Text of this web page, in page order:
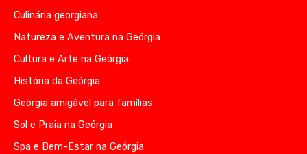
Culinária georgiana
Natureza e Aventura na Geórgia
Cultura e Arte na Geórgia
História da Geórgia
Geórgia amigável para famílias
Sol e Praia na Geórgia
Spa e Bem-Estar na Geórgia